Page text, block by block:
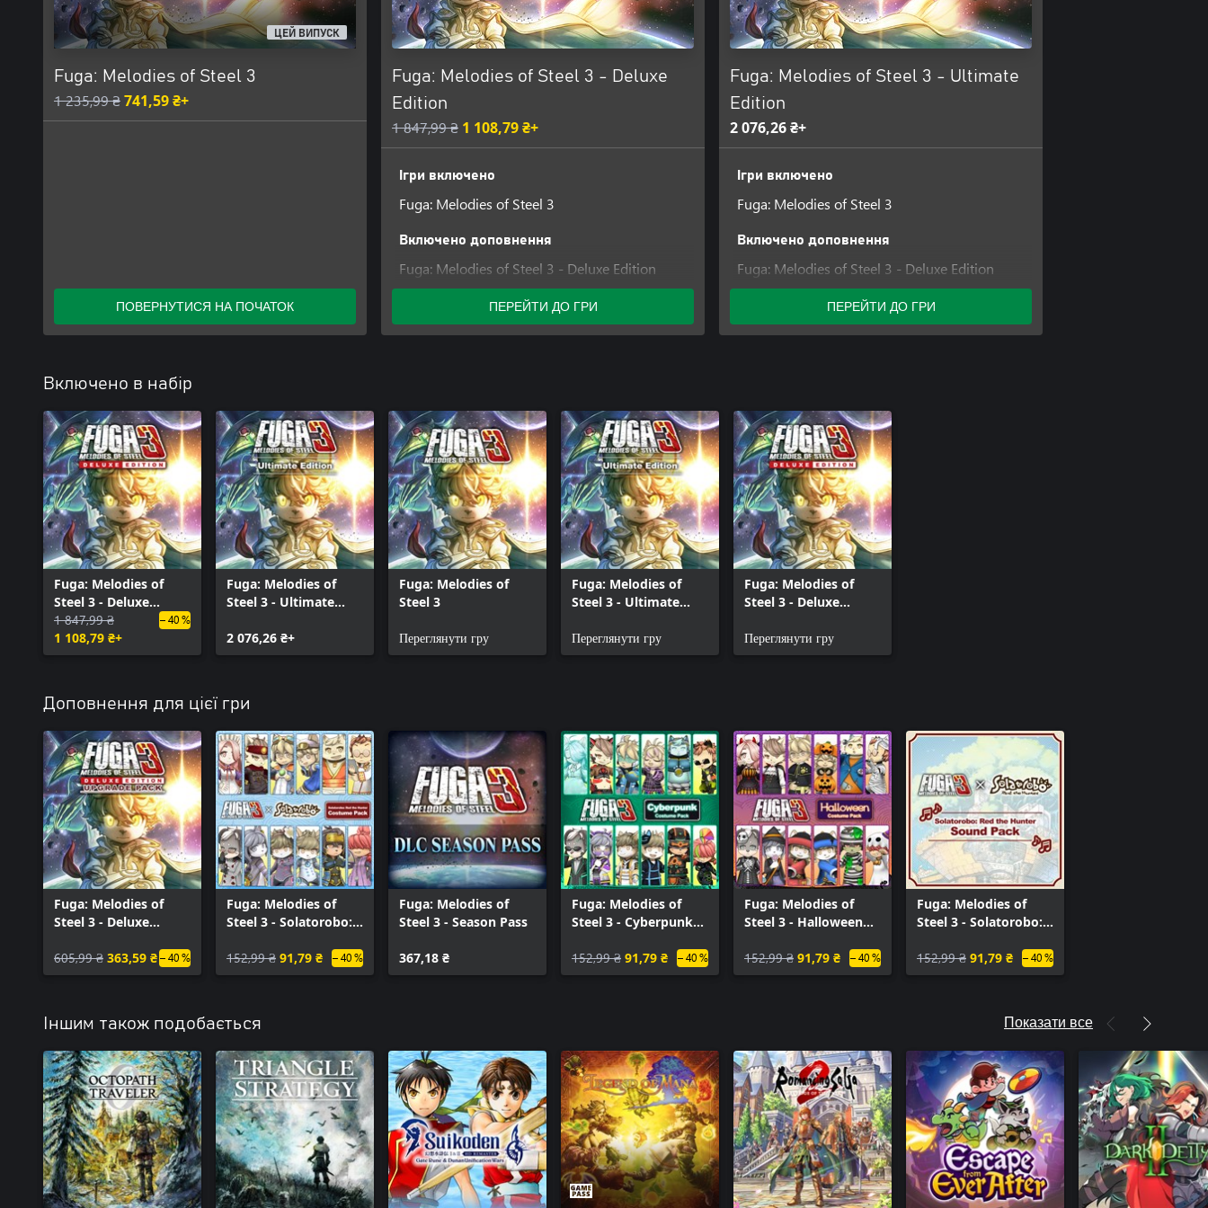
ЦЕЙ ВИПУСК
Fuga: Melodies of Steel 3
1 235,99 ₴741,59 ₴+
ПОВЕРНУТИСЯ НА ПОЧАТОК
Fuga: Melodies of Steel 3 - Deluxe
Edition
1 847,99 ₴ 1 108,79 ₴+
Ігри включено
Fuga: Melodies of Steel 3
Включено доповнення
Fuga: Melodies of Steel 3 - Deluxe Edition
Upgrade Pack
ПЕРЕЙТИ ДО ГРИ
Fuga: Melodies of Steel 3 - Ultimate
Edition
2 076,26 ₴+
Ігри включено
Fuga: Melodies of Steel 3
Включено доповнення
Fuga: Melodies of Steel 3 - Deluxe Edition
Upgrade Pack
Fuga: Melodies of Steel 3 - Season Pass
ПЕРЕЙТИ ДО ГРИ
Включено в набір
Fuga: Melodies of
Steel 3 - Deluxe
Edition
1 847,99 ₴
1 108,79 ₴+
– 40 %
Fuga: Melodies of
Steel 3 - Ultimate
2 076,26 ₴+
Fuga: Melodies of
Steel 3
Переглянути гру
Fuga: Melodies of
Steel 3 - Ultimate
Переглянути гру
Fuga: Melodies of
Steel 3 - Deluxe
Переглянути гру
Доповнення для цієї гри
Fuga: Melodies of
Steel 3 - Deluxe
605,99 ₴ 363,59 ₴ – 40 %
Fuga: Melodies of
Steel 3 - Solatorobo:
Costume Pack
152,99 ₴ 91,79 ₴ – 40 %
Fuga: Melodies of
Steel 3 - Season Pass
367,18 ₴
Fuga: Melodies of
Steel 3 - Cyberpunk
152,99 ₴ 91,79 ₴ – 40 %
Fuga: Melodies of
Steel 3 - Halloween
152,99 ₴ 91,79 ₴ – 40 %
Fuga: Melodies of
Steel 3 - Solatorobo:
Sound Pack
152,99 ₴ 91,79 ₴ – 40 %
Іншим також подобається Показати все